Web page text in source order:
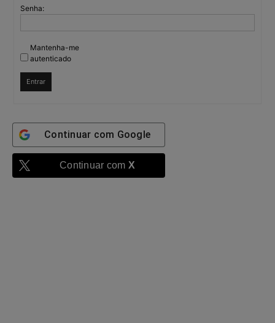
Senha:
Mantenha-me
autenticado
Entrar
Continuar com Google
Continuar com X